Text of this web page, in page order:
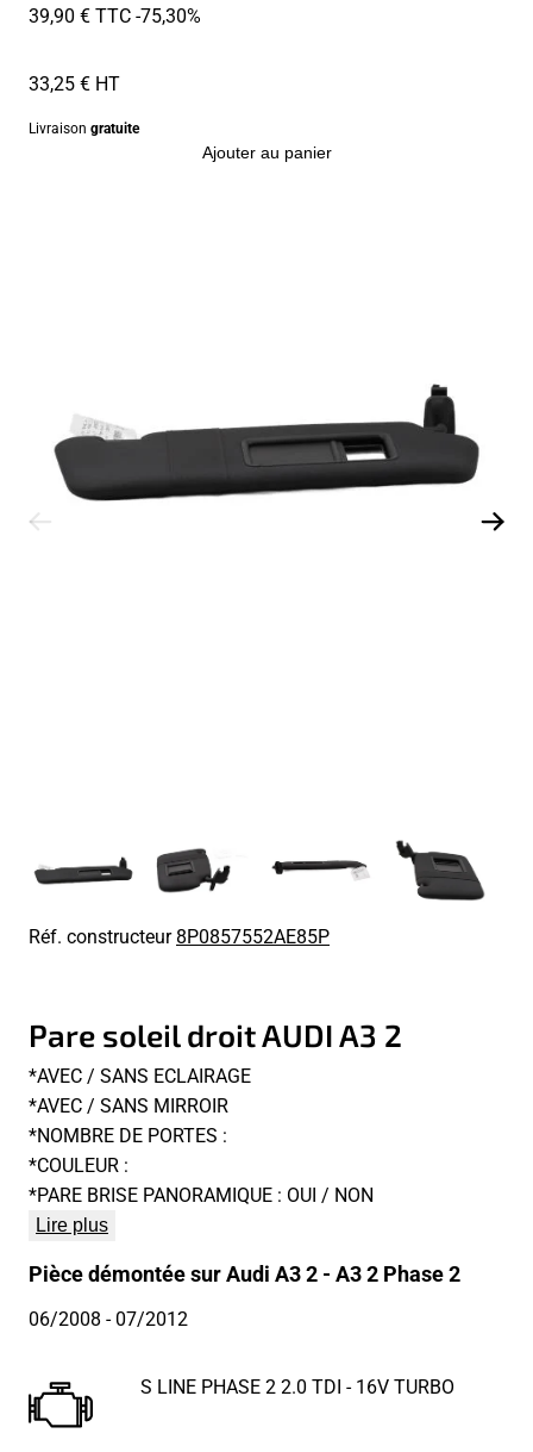
39,90 € TTC-75,30%
33,25 € HT
Livraison gratuite
Ajouter au panier
Réf. constructeur8P0857552AE85P
Pare soleil droit AUDI A3 2
*AVEC / SANS ECLAIRAGE
*AVEC / SANS MIRROIR
*NOMBRE DE PORTES :
*COULEUR :
*PARE BRISE PANORAMIQUE : OUI / NON
Lire plus
Pièce démontée sur Audi A3 2 - A3 2 Phase 2
06/2008- 07/2012
S LINE PHASE 2 2.0 TDI - 16V TURBO